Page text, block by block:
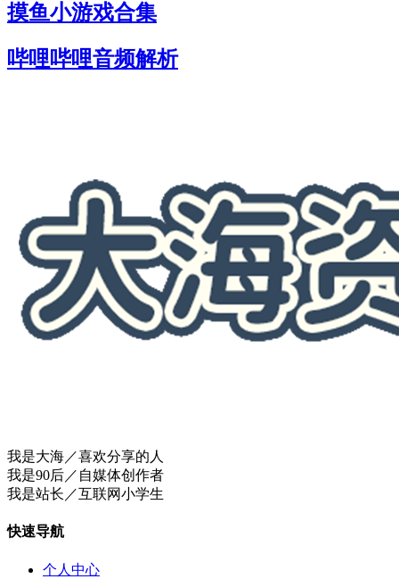
摸鱼小游戏合集
哔哩哔哩音频解析
我是大海／喜欢分享的人
我是90后／自媒体创作者
我是站长／互联网小学生
快速导航
个人中心